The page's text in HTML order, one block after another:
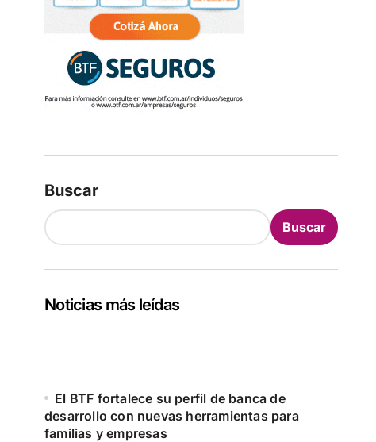
Buscar
Buscar
Noticias más leídas
El BTF fortalece su perfil de banca de
desarrollo con nuevas herramientas para
familias y empresas